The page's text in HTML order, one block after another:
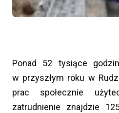
Ponad 52 tysiące
w przyszłym roku w
prac społecznie
zatrudnienie znajdzie